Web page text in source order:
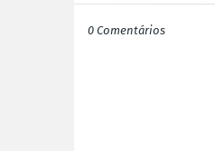
0 Comentários